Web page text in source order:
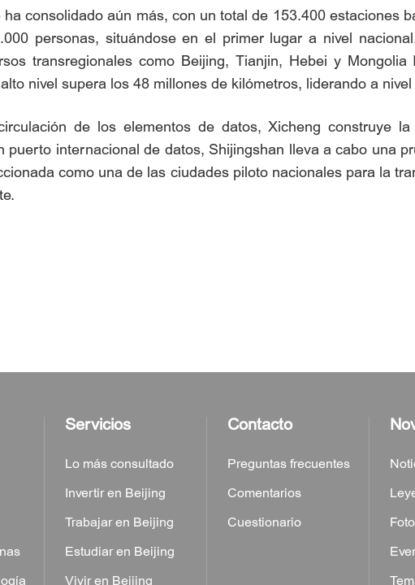
consolidado aún más, con un total de 153.400 estaciones
personas, situándose en el primer lugar a nivel
transregionales como Beijing, Tianjin, Hebei y
nivel supera los 48 millones de kilómetros, liderando a
de los elementos de datos, Xicheng construye
internacional de datos, Shijingshan lleva a cabo una
como una de las ciudades piloto nacionales para la
Servicios
Lo más consultado
Invertir en Beijing
Trabajar en Beijing
Estudiar en Beijing
Vivir en Beijing
Contacto
Preguntas frecuentes
Comentarios
Cuestionario